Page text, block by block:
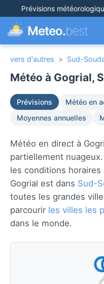
Prévisions
Meteo.best
vers d'autres > Sud-
Météo à Gogrial,
Prévisions Météo en
Moyennes annuelles
Météo en direct à
partiellement
les conditions
Gogrial est dans Sud-
toutes les grandes
parcourir les villes les
dans le monde.